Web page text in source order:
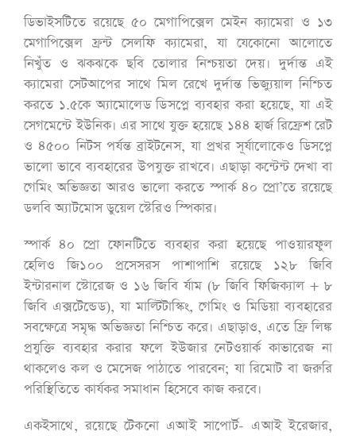
ডিভাইসটিতে রয়েছে ৫০ মেগাপিক্সেল মেইন ক্যামেরা ও ১৩
মেগাপিক্সেল ফ্রন্ট সেলফি ক্যামেরা, যা যেকোনো আলোতে
নিখুঁত ও ঝকঝকে ছবি তোলার নিশ্চয়তা দেয়। দুর্দান্ত এই
ক্যামেরা সেটআপের সাথে মিল রেখে দুর্দান্ত ভিজ্যুয়াল নিশ্চিত
করতে ১.৫কে অ্যামোলেড ডিসপ্লে ব্যবহার করা হয়েছে, যা এই
সেগমেন্টে ইউনিক। এর সাথে যুক্ত হয়েছে ১৪৪ হার্জ রিফ্রেশ রেট
ও ৪৫০০ নিটস পর্যন্ত ব্রাইটনেস, যা প্রখর সূর্যালোকেও ডিসপ্লে
ভালো ভাবে ব্যবহারের উপযুক্ত রাখবে। এছাড়া কন্টেন্ট দেখা বা
গেমিং অভিজ্ঞতা আরও ভালো করতে স্পার্ক ৪০ প্রো’তে রয়েছে
ডলবি অ্যাটমোস ডুয়েল স্টেরিও স্পিকার।
স্পার্ক ৪০ প্রো ফোনটিতে ব্যবহার করা হয়েছে পাওয়ারফুল
হেলিও জি১০০ প্রসেসরস পাশাপাশি রয়েছে ১২৮ জিবি
ইন্টারনাল স্টোরেজ ও ১৬ জিবি র্যাম (৮ জিবি ফিজিক্যাল + ৮
জিবি এক্সটেন্ডেড), যা মাল্টিটাস্কিং, গেমিং ও মিডিয়া ব্যবহারের
সবক্ষেত্রে সমৃদ্ধ অভিজ্ঞতা নিশ্চিত করে। এছাড়াও, এতে ফ্রি লিঙ্ক
প্রযুক্তি ব্যবহার করার ফলে ইউজার নেটওয়ার্ক কাভারেজ না
থাকলেও কল ও মেসেজ পাঠাতে পারবেন; যা রিমোট বা জরুরি
পরিস্থিতিতে কার্যকর সমাধান হিসেবে কাজ করবে।
একইসাথে, রয়েছে টেকনো এআই সাপোর্ট- এআই ইরেজার,